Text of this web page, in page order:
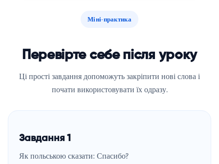
Міні-практика
Перевірте себе після уроку
Ці прості завдання допоможуть закріпити нові слова і
почати використовувати їх одразу.
Завдання 1
Як польською сказати: Спасибо?